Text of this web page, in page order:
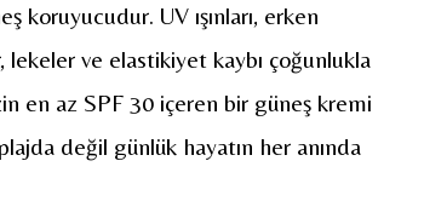
koruyucudur. UV ışınları, erken
ve elastikiyet kaybı çoğunlukla
en az SPF 30 içeren bir güneş kremi
değil günlük hayatın her anında